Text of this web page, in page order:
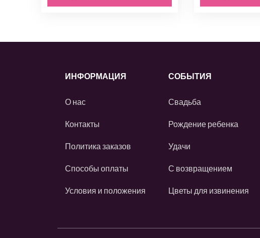
ИНФОРМАЦИЯ
О нас
Контакты
Политика заказов
Способы оплаты
Условия и положения
СОБЫТИЯ
Свадьба
Рождение ребенка
Удачи
С возвращением
Цветы для извинения